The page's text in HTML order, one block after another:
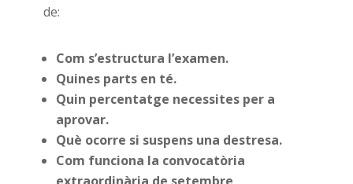
de:
Com s’estructura l’examen.
Quines parts en té.
Quin percentatge necessites per a
aprovar.
Què ocorre si suspens una destresa.
Com funciona la convocatòria